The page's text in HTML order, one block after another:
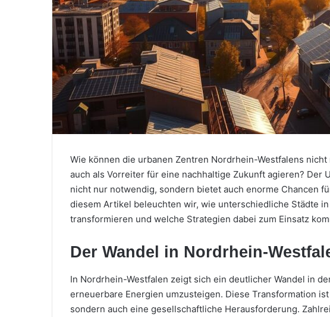
Wie können die urbanen Zentren Nordrhein-Westfalens
auch als Vorreiter für eine nachhaltige Zukunft agieren? Der
nicht nur notwendig, sondern bietet auch enorme Chancen
diesem Artikel beleuchten wir, wie unterschiedliche Städte
transformieren und welche Strategien dabei zum Einsatz
Der Wandel in Nordrhein-
In Nordrhein-Westfalen zeigt sich ein deutlicher Wandel in
erneuerbare Energien umzusteigen. Diese Transformation
sondern auch eine gesellschaftliche Herausforderung.